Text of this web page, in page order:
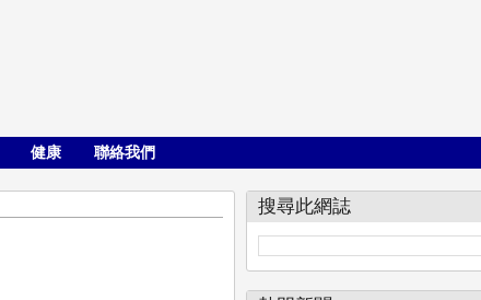
健康 聯絡我們
搜尋此網誌